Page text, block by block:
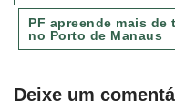
Post
PF apreende mais
no Porto de Manaus
Deixe um